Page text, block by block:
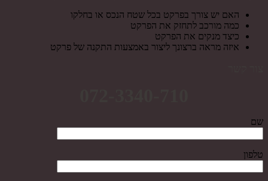
האם יש צורך בפרקט בכל שטח הנכס או בחלקו
כמה מורכב לתחזק את הפרקט
כיצד מנקים את הפרקט
איזה מראה ברצונך ליצור באמצעות התקנה של פרקט
שם
טלפון